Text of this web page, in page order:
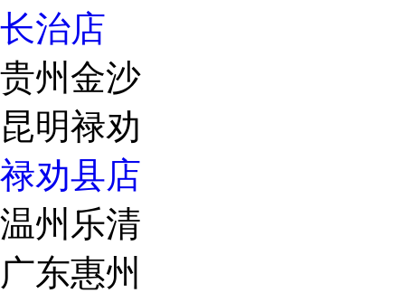
长治店
贵州金沙
昆明禄劝
禄劝县店
温州乐清
广东惠州